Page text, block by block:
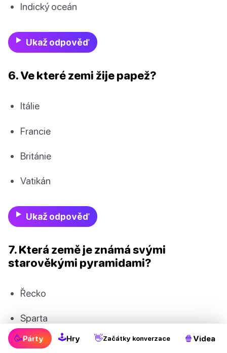
Indický oceán
Ukaž odpověď
6. Ve které zemi žije papež?
Itálie
Francie
Británie
Vatikán
Ukaž odpověď
7. Která země je známá svými
starověkými pyramidami?
Řecko
Sparta
Španělsko
🥳Párty 🕹Hry 👋Začátky konverzace 🍿 Videa